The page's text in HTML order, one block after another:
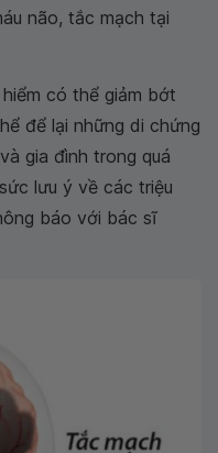
não, tắc mạch tại
có thể giảm bớt
để lại những di chứng
gia đình trong quá
lưu ý về các triệu
báo với bác sĩ